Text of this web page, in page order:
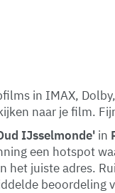
in IMAX,
naar je film.
IJsselmonde' in
een hotspot
het juiste adres.
beoordeling